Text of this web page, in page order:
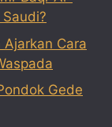
Ajarkan Cara
Gede